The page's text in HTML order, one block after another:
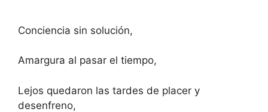
Conciencia sin solución,
Amargura al pasar el tiempo,
Lejos quedaron las tardes de placer y
desenfreno,